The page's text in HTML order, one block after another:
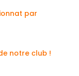
par
notre club !